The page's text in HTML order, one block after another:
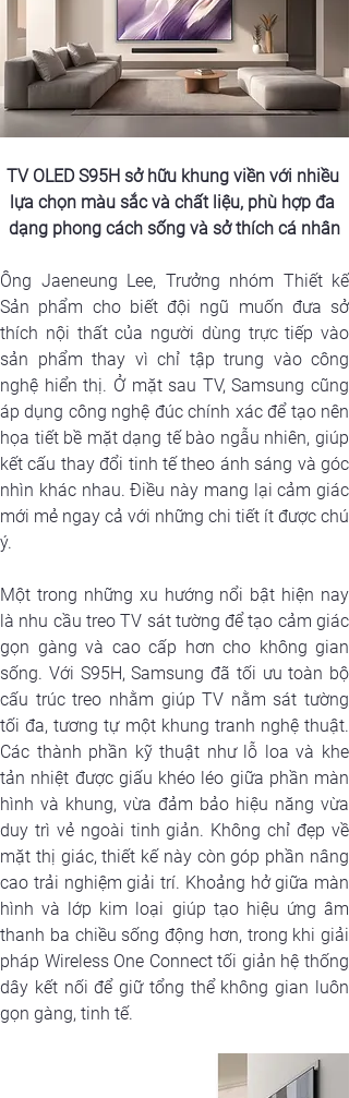
TV OLED S95H sở hữu khung viền với nhiều
lựa chọn màu sắc và chất liệu, phù hợp đa
dạng phong cách sống và sở thích cá nhân
Ông Jaeneung Lee, Trưởng nhóm Thiết kế
Sản phẩm cho biết đội ngũ muốn đưa sở
thích nội thất của người dùng trực tiếp vào
sản phẩm thay vì chỉ tập trung vào công
nghệ hiển thị. Ở mặt sau TV, Samsung cũng
áp dụng công nghệ đúc chính xác để tạo nên
họa tiết bề mặt dạng tế bào ngẫu nhiên, giúp
kết cấu thay đổi tinh tế theo ánh sáng và góc
nhìn khác nhau. Điều này mang lại cảm giác
mới mẻ ngay cả với những chi tiết ít được chú
ý.
Một trong những xu hướng nổi bật hiện nay
là nhu cầu treo TV sát tường để tạo cảm giác
gọn gàng và cao cấp hơn cho không gian
sống. Với S95H, Samsung đã tối ưu toàn bộ
cấu trúc treo nhằm giúp TV nằm sát tường
tối đa, tương tự một khung tranh nghệ thuật.
Các thành phần kỹ thuật như lỗ loa và khe
tản nhiệt được giấu khéo léo giữa phần màn
hình và khung, vừa đảm bảo hiệu năng vừa
duy trì vẻ ngoài tinh giản. Không chỉ đẹp về
mặt thị giác, thiết kế này còn góp phần nâng
cao trải nghiệm giải trí. Khoảng hở giữa màn
hình và lớp kim loại giúp tạo hiệu ứng âm
thanh ba chiều sống động hơn, trong khi giải
pháp Wireless One Connect tối giản hệ thống
dây kết nối để giữ tổng thể không gian luôn
gọn gàng, tinh tế.